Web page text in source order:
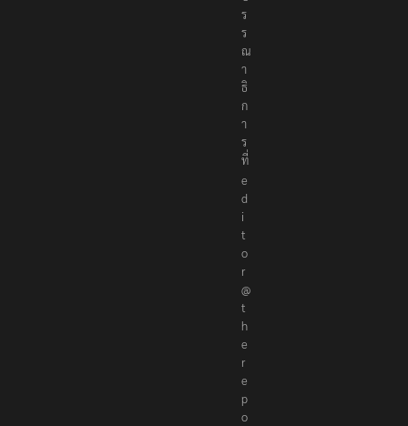
ร
ร
ณ
า
ธิ
ก
า
ร
ที่
e
d
i
t
o
r
@
t
h
e
r
e
p
o